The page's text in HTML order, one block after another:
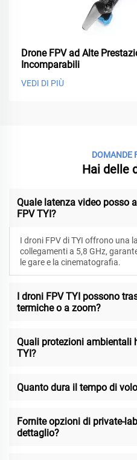
Drone FPV ad Alte
Incomparabili
VEDI DI PIÙ
DOMANDE
Hai delle
Quale latenza video posso
FPV TYI?
I droni FPV di TYI offrono una
collegamenti a 5,8 GHz,
le gare e la cinematografia.
I droni FPV TYI possono
termiche o a zoom?
Quali protezioni ambientali
TYI?
Quanto dura il tempo di
Fornite opzioni di private-
dettaglio?